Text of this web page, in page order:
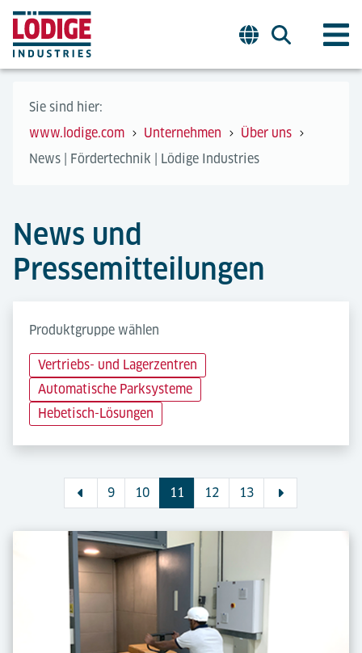
Sie sind hier:
www.lodige.com
Unternehmen
Über uns
News | Fördertechnik | Lödige Industries
News und
Pressemitteilungen
Produktgruppe wählen
Vertriebs- und Lagerzentren
Automatische Parksysteme
Hebetisch-Lösungen
9 10 11 12 13